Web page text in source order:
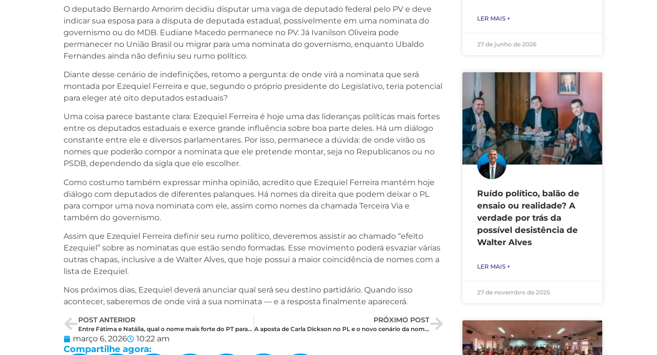
O deputado Bernardo Amorim decidiu disputar uma vaga de deputado federal pelo PV e deve
indicar sua esposa para a disputa de deputada estadual, possivelmente em uma nominata do
governismo ou do MDB. Eudiane Macedo permanece no PV. Já Ivanilson Oliveira pode
permanecer no União Brasil ou migrar para uma nominata do governismo, enquanto Ubaldo
Fernandes ainda não definiu seu rumo político.
Diante desse cenário de indefinições, retomo a pergunta: de onde virá a nominata que será
montada por Ezequiel Ferreira e que, segundo o próprio presidente do Legislativo, teria potencial
para eleger até oito deputados estaduais?
Uma coisa parece bastante clara: Ezequiel Ferreira é hoje uma das lideranças políticas mais fortes
entre os deputados estaduais e exerce grande influência sobre boa parte deles. Há um diálogo
constante entre ele e diversos parlamentares. Por isso, permanece a dúvida: de onde virão os
nomes que poderão compor a nominata que ele pretende montar, seja no Republicanos ou no
PSDB, dependendo da sigla que ele escolher.
Como costumo também expressar minha opinião, acredito que Ezequiel Ferreira mantém hoje
diálogo com deputados de diferentes palanques. Há nomes da direita que podem deixar o PL
para compor uma nova nominata com ele, assim como nomes da chamada Terceira Via e
também do governismo.
Assim que Ezequiel Ferreira definir seu rumo político, deveremos assistir ao chamado “efeito
Ezequiel” sobre as nominatas que estão sendo formadas. Esse movimento poderá esvaziar várias
outras chapas, inclusive a de Walter Alves, que hoje possui a maior coincidência de nomes com a
lista de Ezequiel.
Nos próximos dias, Ezequiel deverá anunciar qual será seu destino partidário. Quando isso
acontecer, saberemos de onde virá a sua nominata — e a resposta finalmente aparecerá.
POST ANTERIOR
Entre Fátima e Natália, qual o nome mais forte do PT para disputar o Senado em outubro?
PRÓXIMO POST
A aposta de Carla Dickson no PL e o novo cenário da nominata
março 6, 2026 10:22 am
Compartilhe agora:
LER MAIS +
27 de junho de 2026
Ruído político, balão de
ensaio ou realidade? A
verdade por trás da
possível desistência de
Walter Alves
LER MAIS +
27 de novembro de 2025